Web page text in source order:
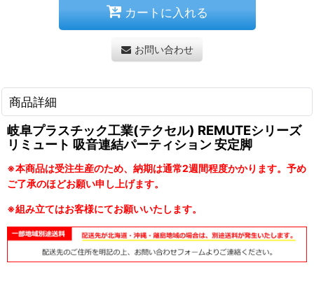
カートに入れる
お問い合わせ
商品詳細
岐阜プラスチック工業(テクセル) REMUTEシリーズ
リミュート 吸音連結パーティション 安定脚
※本商品は受注生産のため、納期は通常2週間程度かかります。予め
ご了承のほどお願い申し上げます。
※組み立てはお客様にてお願いいたします。